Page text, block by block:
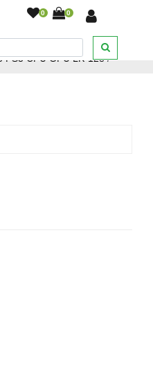
0 0
LIQUIDO 1 GR
PS5 CPU GPU LK-128/